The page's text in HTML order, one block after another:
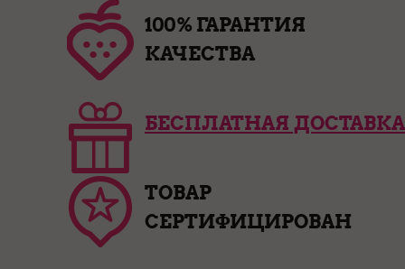
100% ГАРАНТИЯ
КАЧЕСТВА
БЕСПЛАТНАЯ ДОСТАВКА
ТОВАР
СЕРТИФИЦИРОВАН